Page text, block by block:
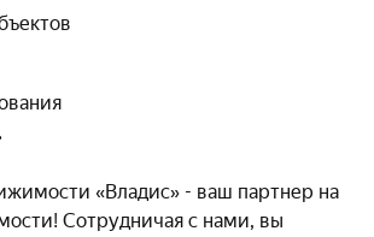
«Владис» - ваш партнер на
Сотрудничая с нами, вы